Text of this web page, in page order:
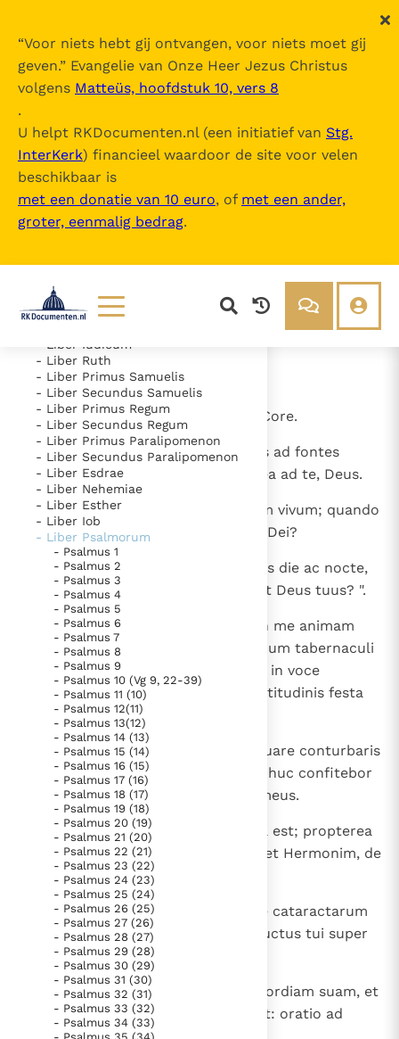
“Voor niets hebt gij ontvangen, voor niets moet gij
geven.” Evangelie van Onze Heer Jezus Christus
volgens Matteüs, hoofdstuk 10, vers 8
.
U helpt RKDocumenten.nl (een initiatief van Stg.
InterKerk) financieel waardoor de site voor velen
beschikbaar is
met een donatie van 10 euro, of met een ander,
groter, eenmalig bedrag.
Lezen
Documenten
Bijbel
Thema’s
Berichten
Denzinger
Over ons
Nieuwsbrief
Gebruiksvoorwaarden
Nieuwste Documenten
5. Het gebed van de Kerk
In Christus wordt onze honger vervuld
Leer de kostbare parel van Gods koninkrijk te
herkennen
Gods Koninkrijk groeit stilletjes door liefde, niet door
dwang
De mystiek. De mystieke verschijnselen en de
heiligheid
Berichten
Het Vaticaan publiceert een nieuwe Latijnse uitgave
van het Romeins martyrologium
Vaticaanse financiële waakhond verliest autonomie
Paus spreekt het Wereldvoedselprogramma toe
Paus Leo XIV in Pavia: "De stad is zowel een gave als
een taak"
Paus in Pavia: St. Augustinus toont ons de noodzaak om
"naar het innerlijk" toe te keren.
RK Documenten stelt heel veel belangrijke
kerkelijke documenten van de Rooms
Katholieke Kerk in het Nederlands beschikbaar
en is volledig afhankelijk van donaties.
Ik help mee!
Nova Vulgata
Inhoudsopgave
uitklappen
- Vetus Testamentum
- Liber Exodus
- Liber Numeri
- Liber Deuteronomii
- Liber Iudicum
- Liber Ruth
- Liber Primus Samuelis
- Liber Secundus Samuelis
- Liber Primus Regum
- Liber Secundus Regum
- Liber Primus Paralipomenon
- Liber Secundus Paralipomenon
- Liber Esdrae
- Liber Nehemiae
- Liber Esther
- Liber Iob
- Liber Psalmorum
- Psalmus 1
- Psalmus 2
- Psalmus 3
- Psalmus 4
- Psalmus 5
- Psalmus 6
- Psalmus 7
- Psalmus 8
- Psalmus 9
- Psalmus 10 (Vg 9, 22-39)
- Psalmus 11 (10)
- Psalmus 12(11)
- Psalmus 13(12)
- Psalmus 14 (13)
- Psalmus 15 (14)
- Psalmus 16 (15)
- Psalmus 17 (16)
- Psalmus 18 (17)
- Psalmus 19 (18)
- Psalmus 20 (19)
- Psalmus 21 (20)
- Psalmus 22 (21)
- Psalmus 23 (22)
- Psalmus 24 (23)
- Psalmus 25 (24)
- Psalmus 26 (25)
- Psalmus 27 (26)
- Psalmus 28 (27)
- Psalmus 29 (28)
- Psalmus 30 (29)
- Psalmus 31 (30)
- Psalmus 32 (31)
- Psalmus 33 (32)
- Psalmus 34 (33)
- Psalmus 42 (41)
Magistro chori. Maskil. Filiorum Core.
Quemadmodum desiderat cervus ad fontes
aquarum, ita desiderat anima mea ad te, Deus.
Sitivit anima mea ad Deum, Deum vivum; quando
veniam et apparebo ante faciem Dei?
Fuerunt mihi lacrimae meae panis die ac nocte,
dum dicitur mihi cotidie: " Ubi est Deus tuus? ".
Haec recordatus sum et effudi in me animam
meam; quoniam transibam in locum tabernaculi
admirabilis usque ad domum Dei in voce
exsultationis et confessionis multitudinis festa
celebrantis.
Quare tristis es, anima mea, et quare conturbaris
in me? Spera in Deo, quoniam adhuc confitebor
illi, salutare vultus mei et Deus meus.
In meipso anima mea contristata est; propterea
memor ero tui de terra Iordanis et Hermonim, de
monte Misar.
Abyssus abyssum invocat in voce cataractarum
tuarum; omnes gurgites tui et fluctus tui super
me transierunt.
In die mandavit Dominus misericordiam suam, et
nocte canticum eius apud me est: oratio ad